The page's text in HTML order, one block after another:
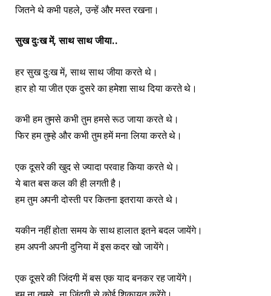
जितने थे कभी पहले, उन्हें और मस्त रखना।
सुख दुःख में,साथ साथ जीया..
हर सुख दुःख में, साथ साथ जीया करते थे।
हार हो या जीत एक दुसरे का हमेशा साथ दिया करते थे।
कभी हम तुमसे कभी तुम हमसे रूठ जाया करते थे।
फिर हम तुम्हे और कभी तुम हमें मना लिया करते थे।
एक दूसरे की खुद से ज्यादा परवाह किया करते थे।
ये बात बस कल की ही लगती है।
हम तुम अपनी दोस्ती पर कितना इतराया करते थे।
यकीन नहीं होता समय के साथ हालात इतने बदल जायेंगे।
हम अपनी अपनी दुनिया में इस कदर खो जायेंगे।
एक दूसरे की जिंदगी में बस एक याद बनकर रह जायेंगे।